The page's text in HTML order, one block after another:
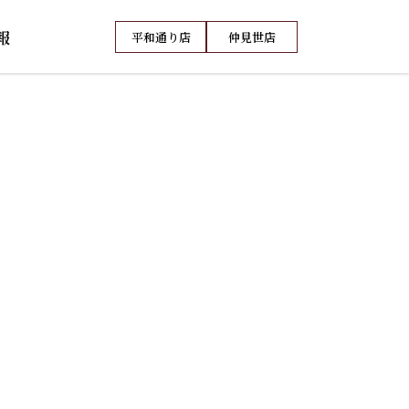
平和通り店 仲見世店